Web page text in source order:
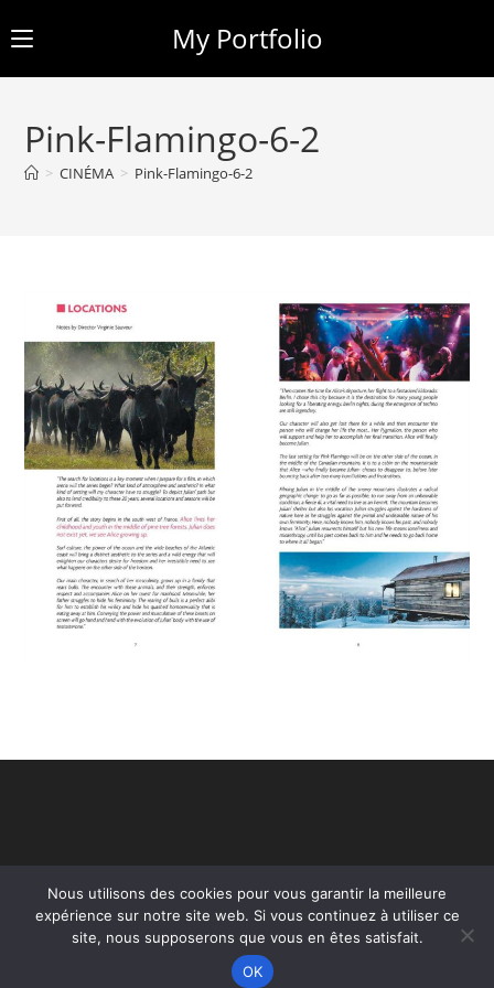
content
My Portfolio
Pink-Flamingo-6-2
> CINÉMA > Pink-Flamingo-6-2
Copyright - WordPress Theme by OceanWP
Nous utilisons des cookies pour vous garantir la meilleure
expérience sur notre site web. Si vous continuez à utiliser ce
site, nous supposerons que vous en êtes satisfait.
OK